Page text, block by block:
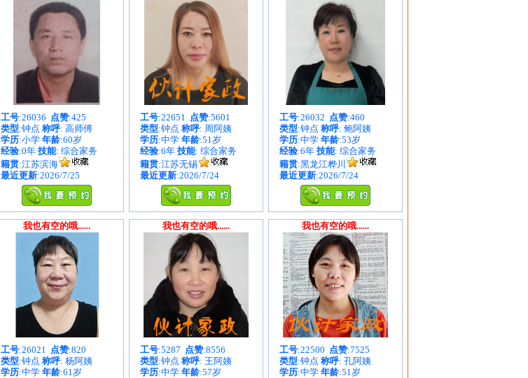
工号:26036 点赞:425
类型:钟点 称呼: 高师傅
学历:小学 年龄:60岁
经验:0年 技能: 综合家务
籍贯:江苏滨海
最近更新:2026/7/25
工号:22651 点赞:5601
类型:钟点 称呼: 周阿姨
学历:中学 年龄:51岁
经验:6年 技能: 综合家务
籍贯:江苏无锡
最近更新:2026/7/24
工号:26032 点赞:460
类型:钟点 称呼: 鲍阿姨
学历:中学 年龄:53岁
经验:6年 技能: 综合家务
籍贯:黑龙江桦川
最近更新:2026/7/24
我也有空的哦......
工号:26021 点赞:820
类型:钟点 称呼: 杨阿姨
学历:中学 年龄:61岁
我也有空的哦......
工号:5287 点赞:8556
类型:钟点 称呼: 王阿姨
学历:中学 年龄:57岁
我也有空的哦......
工号:22500 点赞:7525
类型:钟点 称呼: 孔阿姨
学历:中学 年龄:51岁